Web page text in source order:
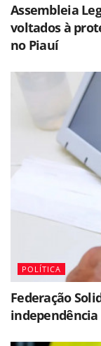
Assembleia
voltados à
no Piauí
POLÍTICA
Federação